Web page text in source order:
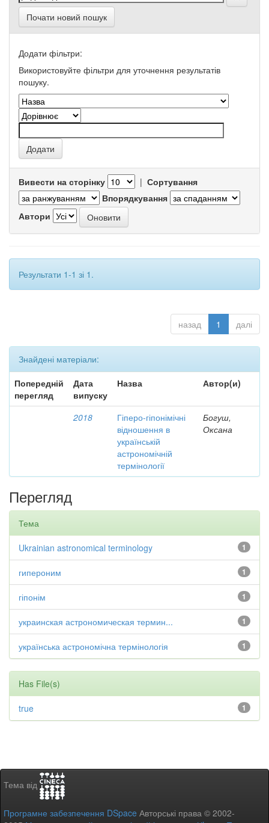
Почати новий пошук
Додати фільтри:
Використовуйте фільтри для уточнення результатів
пошуку.
Вивести на сторінку | Сортування
Впорядкування
Автори
Результати 1-1 зі 1.
назад 1 далі
Знайдені матеріали:
Попередній
перегляд
Дата
випуску
Назва Автор(и)
2018
Гіперо-гіпонімічні
відношення в
українській
астрономічній
термінології
Богуш,
Оксана
Перегляд
Тема
1
Ukrainian astronomical terminology
1
гипероним
1
гіпонім
1
украинская астрономическая термин...
1
українська астрономічна термінологія
Has File(s)
1
true
Тема від
Програмне забезпечення DSpace Авторські права © 2002-